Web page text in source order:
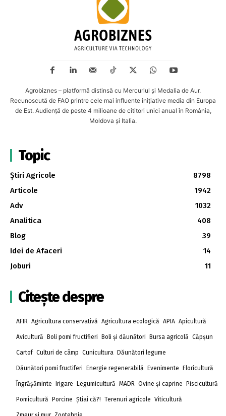
Agrobiznes – platformă distinsă cu Mercuriul și Medalia de Aur.
Recunoscută de FAO printre cele mai influente inițiative media din Europa
de Est. Audiență de peste 4 milioane de cititori unici anual în România,
Moldova și Italia.
Topic
Știri Agricole
8798
Articole
1942
Adv
1032
Analitica
408
Blog
39
Idei de Afaceri
14
Joburi
11
Citește despre
AFIR Agricultura conservativă Agricultura ecologică APIA Apicultură
Avicultură Boli pomi fructifieri Boli și dăunători Bursa agricolă Căpșun
Cartof Culturi de câmp Cunicultura Dăunători legume
Dăunători pomi fructiferi Energie regenerabilă Evenimente Floricultură
Îngrășăminte Irigare Legumicultură MADR Ovine și caprine Piscicultură
Pomicultură Porcine Știai că?! Terenuri agricole Viticultură